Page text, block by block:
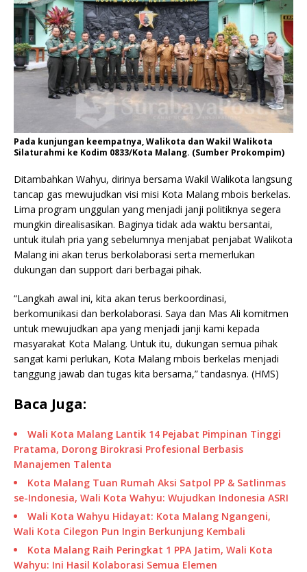
Pada kunjungan keempatnya, Walikota dan Wakil Walikota
Silaturahmi ke Kodim 0833/Kota Malang. (Sumber Prokompim)
Ditambahkan Wahyu, dirinya bersama Wakil Walikota langsung
tancap gas mewujudkan visi misi Kota Malang mbois berkelas.
Lima program unggulan yang menjadi janji politiknya segera
mungkin direalisasikan. Baginya tidak ada waktu bersantai,
untuk itulah pria yang sebelumnya menjabat penjabat Walikota
Malang ini akan terus berkolaborasi serta memerlukan
dukungan dan support dari berbagai pihak.
“Langkah awal ini, kita akan terus berkoordinasi,
berkomunikasi dan berkolaborasi. Saya dan Mas Ali komitmen
untuk mewujudkan apa yang menjadi janji kami kepada
masyarakat Kota Malang. Untuk itu, dukungan semua pihak
sangat kami perlukan, Kota Malang mbois berkelas menjadi
tanggung jawab dan tugas kita bersama,” tandasnya. (HMS)
Baca Juga:
Wali Kota Malang Lantik 14 Pejabat Pimpinan Tinggi
Pratama, Dorong Birokrasi Profesional Berbasis
Manajemen Talenta
Kota Malang Tuan Rumah Aksi Satpol PP & Satlinmas
se-Indonesia, Wali Kota Wahyu: Wujudkan Indonesia ASRI
Wali Kota Wahyu Hidayat: Kota Malang Ngangeni,
Wali Kota Cilegon Pun Ingin Berkunjung Kembali
Kota Malang Raih Peringkat 1 PPA Jatim, Wali Kota
Wahyu: Ini Hasil Kolaborasi Semua Elemen